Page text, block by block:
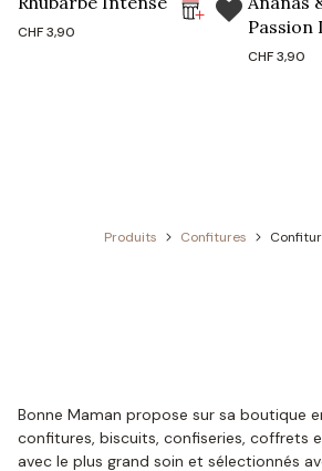
CHF3,90
Passion
CHF3,90
Produits Confitures
Bonne Maman propose sur sa boutique
confitures, biscuits, confiseries, coffrets
avec le plus grand soin et sélectionnés